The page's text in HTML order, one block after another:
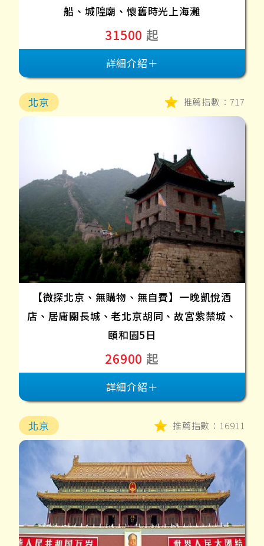
船、城隍廟、懷舊時光上海灘
31500 起
詳細介紹＋
北京 推薦指數：717
【微探北京、無購物、無自費】一晚凱悅酒
店、居庸關長城、老北京胡同、故宮紫禁城、
頤和園5日
26900 起
詳細介紹＋
北京 推薦指數：16911